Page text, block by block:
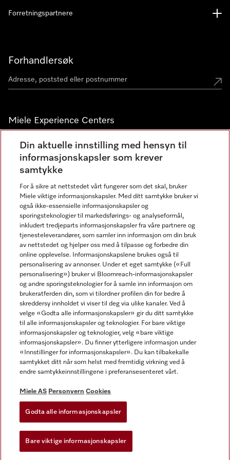
Forhandlersøk
Miele Experience Centers
Miele Experience Center Nesbru
Miele Outlet Nesbru
Nyhetsbrev
Forretningspartnere
Miele AS
Vilkår og betingelser
Vilkår for bruk
Miele tilgjengelighetserklæring
Miele på Facebook
Miele på Youtube
Miele på Instagram
Din aktuelle innstilling med hensyn til
informasjonskapsler som krever
samtykke
For å sikre at nettstedet vårt fungerer som det skal, bruker
Miele viktige informasjonskapsler. Med ditt samtykke bruker vi
også ikke-essensielle informasjonskapsler og
sporingsteknologier til markedsførings- og analyseformål,
inkludert tredjeparts informasjonskapsler fra våre partnere og
tjenesteleverandører, som samler inn informasjon om din bruk
av nettstedet og hjelper oss med å tilpasse og forbedre din
online opplevelse. Informasjonskapslene brukes også til
personalisering av annonser. Under et eget samtykke («Full
personalisering») bruker vi Bloomreach-informasjonskapsler
og andre sporingsteknologier for å samle inn informasjon om
brukeratferden din, som vi tilordner profilen din for bedre å
skreddersy innholdet vi viser til deg via ulike kanaler. Ved å
velge «Godta alle informasjonskapsler» gir du ditt samtykke
til alle informasjonskapsler og teknologier. For bare viktige
informasjonskapsler og teknologier, velg «bare viktige
informasjonskapsler». Du finner ytterligere informasjon under
«Innstillinger for informasjonskapsler». Du kan tilbakekalle
samtykket ditt når som helst med fremtidig virkning ved å
endre samtykkeinnstillingene i preferansesenteret vårt.
Miele AS Personvern Cookies
Godta alle informasjonskapsler
Bare viktige informasjonskapsler